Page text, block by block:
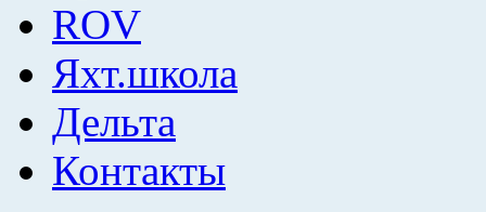
ROV
Яхт.школа
Дельта
Контакты